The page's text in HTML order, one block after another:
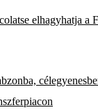
elhagyhatja a